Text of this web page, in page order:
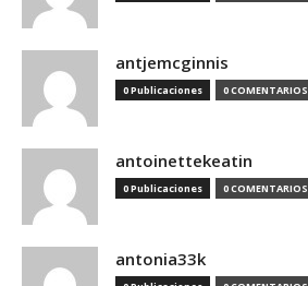
antjemcginnis
0 Publicaciones 0 COMENTARIOS
antoinettekeatin
0 Publicaciones 0 COMENTARIOS
antonia33k